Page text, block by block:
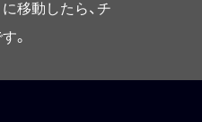
に移動したら、チ
。